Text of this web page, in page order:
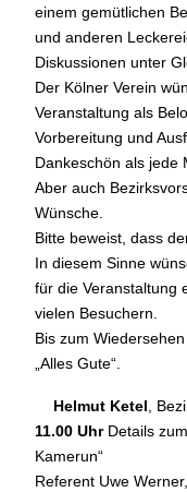
einem gemütlichen
und anderen
Diskussionen unter
Der Kölner Verein
Veranstaltung als
Vorbereitung und
Dankeschön als jede
Aber auch
Wünsche.
Bitte beweist, dass
In diesem Sinne
für die Veranstaltung
vielen Besuchern.
Bis zum
„Alles Gute“.
Helmut Ketel,
11.00 Uhr Details
Kamerun“
Referent Uwe